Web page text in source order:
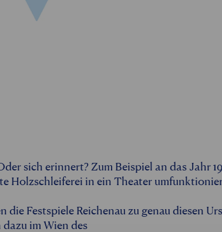
sich erinnert? Zum Beispiel an das Jahr
Holzschleiferei in ein Theater
die Festspiele Reichenau zu genau diesen
im Wien des